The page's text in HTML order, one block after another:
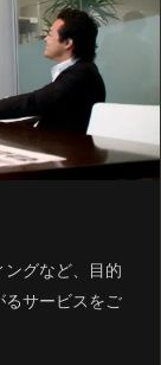
ングなど、目的
るサービスをご